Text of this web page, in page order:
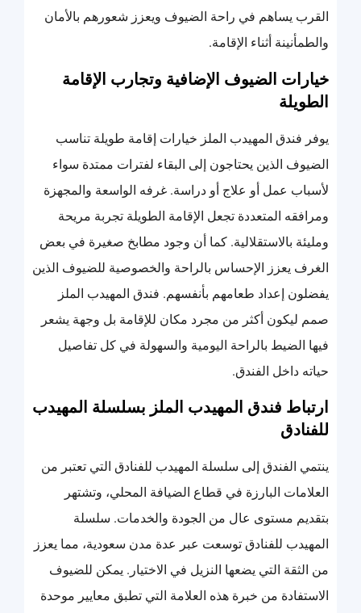
القرب يساهم في راحة الضيوف ويعزز شعورهم بالأمان
والطمأنينة أثناء الإقامة.
خيارات الضيوف الإضافية وتجارب الإقامة
الطويلة
يوفر فندق المهيدب الملز خيارات إقامة طويلة تناسب
الضيوف الذين يحتاجون إلى البقاء لفترات ممتدة سواء
لأسباب عمل أو علاج أو دراسة. غرفه الواسعة والمجهزة
ومرافقه المتعددة تجعل الإقامة الطويلة تجربة مريحة
ومليئة بالاستقلالية. كما أن وجود مطابخ صغيرة في بعض
الغرف يعزز الإحساس بالراحة والخصوصية للضيوف الذين
يفضلون إعداد طعامهم بأنفسهم. فندق المهيدب الملز
صمم ليكون أكثر من مجرد مكان للإقامة بل وجهة يشعر
فيها الضيط بالراحة اليومية والسهولة في كل تفاصيل
حياته داخل الفندق.
ارتباط فندق المهيدب الملز بسلسلة المهيدب
للفنادق
ينتمي الفندق إلى سلسلة المهيدب للفنادق التي تعتبر من
العلامات البارزة في قطاع الضيافة المحلي، وتشتهر
بتقديم مستوى عال من الجودة والخدمات. سلسلة
المهيدب للفنادق توسعت عبر عدة مدن سعودية، مما يعزز
من الثقة التي يضعها النزيل في الاختيار. يمكن للضيوف
الاستفادة من خبرة هذه العلامة التي تطبق معايير موحدة